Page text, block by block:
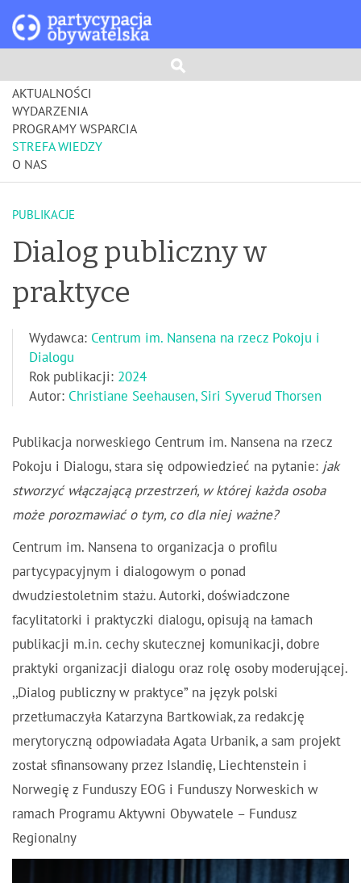
AKTUALNOŚCI
WYDARZENIA
PROGRAMY WSPARCIA
STREFA WIEDZY
O NAS
PUBLIKACJE
Dialog publiczny w
praktyce
Wydawca: Centrum im. Nansena na rzecz Pokoju i
Dialogu
Rok publikacji: 2024
Autor: Christiane Seehausen, Siri Syverud Thorsen
Publikacja norweskiego Centrum im. Nansena na rzecz
Pokoju i Dialogu, stara się odpowiedzieć na pytanie: jak
stworzyć włączającą przestrzeń, w której każda osoba
może porozmawiać o tym, co dla niej ważne?
Centrum im. Nansena to organizacja o profilu
partycypacyjnym i dialogowym o ponad
dwudziestoletnim stażu. Autorki, doświadczone
facylitatorki i praktyczki dialogu, opisują na łamach
publikacji m.in. cechy skutecznej komunikacji, dobre
praktyki organizacji dialogu oraz rolę osoby moderującej.
,,Dialog publiczny w praktyce” na język polski
przetłumaczyła Katarzyna Bartkowiak, za redakcję
merytoryczną odpowiadała Agata Urbanik, a sam projekt
został sfinansowany przez Islandię, Liechtenstein i
Norwegię z Funduszy EOG i Funduszy Norweskich w
ramach Programu Aktywni Obywatele – Fundusz
Regionalny